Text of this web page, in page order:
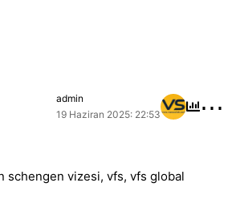
admin
19 Haziran 2025: 22:53
⋯
schengen vizesi, vfs, vfs global